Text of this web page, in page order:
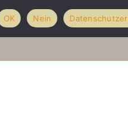
Hochzeiten
OK Nein